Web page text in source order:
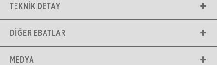
TEKNIK DETAY
DIĞER EBATLAR
MEDYA